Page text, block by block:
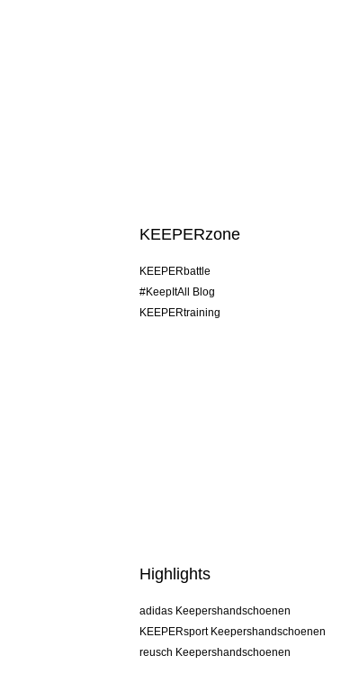
KEEPERzone
KEEPERbattle
#KeepItAll Blog
KEEPERtraining
Highlights
adidas Keepershandschoenen
KEEPERsport Keepershandschoenen
reusch Keepershandschoenen